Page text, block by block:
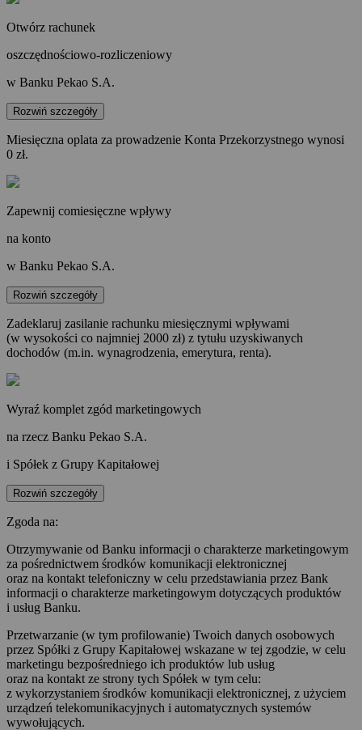
Otwórz rachunek
oszczędnościowo-rozliczeniowy
w Banku Pekao S.A.
Rozwiń szczegóły
Miesięczna oplata za prowadzenie Konta Przekorzystnego wynosi
0 zł.
Zapewnij comiesięczne wpływy
na konto
w Banku Pekao S.A.
Rozwiń szczegóły
Zadeklaruj zasilanie rachunku miesięcznymi wpływami
(w wysokości co najmniej 2000 zł) z tytułu uzyskiwanych
dochodów (m.in. wynagrodzenia, emerytura, renta).
Wyraź komplet zgód marketingowych
na rzecz Banku Pekao S.A.
i Spółek z Grupy Kapitałowej
Rozwiń szczegóły
Zgoda na:
Otrzymywanie od Banku informacji o charakterze marketingowym
za pośrednictwem środków komunikacji elektronicznej
oraz na kontakt telefoniczny w celu przedstawiania przez Bank
informacji o charakterze marketingowym dotyczących produktów
i usług Banku.
Przetwarzanie (w tym profilowanie) Twoich danych osobowych
przez Spółki z Grupy Kapitałowej wskazane w tej zgodzie, w celu
marketingu bezpośredniego ich produktów lub usług
oraz na kontakt ze strony tych Spółek w tym celu:
z wykorzystaniem środków komunikacji elektronicznej, z użyciem
urządzeń telekomunikacyjnych i automatycznych systemów
wywołujących.